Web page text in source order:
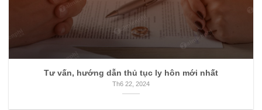
Tư vấn, hướng dẫn thủ tục ly hôn mới nhất
Th6 22, 2024